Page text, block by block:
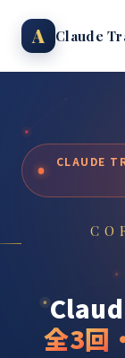
A Claude
CLAUDE
Claud
全3回